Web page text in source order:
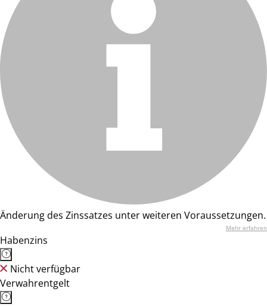
Änderung des Zinssatzes unter weiteren Voraussetzungen.
Mehr erfahren
Habenzins
Nicht verfügbar
Verwahrentgelt